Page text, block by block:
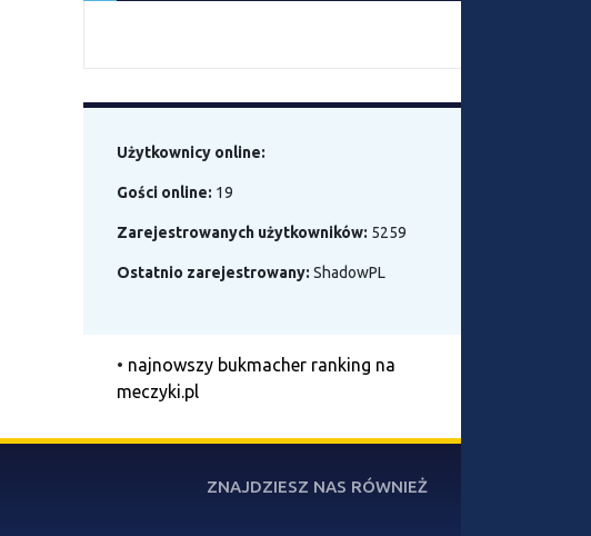
Użytkownicy online:
Gości online: 19
Zarejestrowanych użytkowników: 5259
Ostatnio zarejestrowany: ShadowPL
• najnowszy bukmacher ranking na
meczyki.pl
ZNAJDZIESZ NAS RÓWNIEŻ